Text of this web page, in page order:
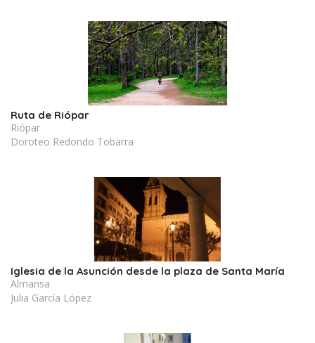
Ruta de Riópar
Riópar
Doroteo Redondo Tobarra
Iglesia de la Asunción desde la plaza de Santa María
Almansa
Julia García López